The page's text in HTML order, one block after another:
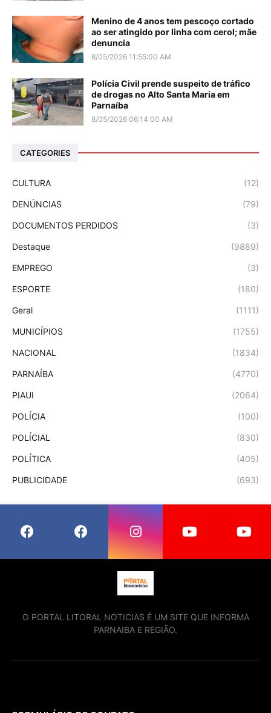
Menino de 4 anos tem pescoço cortado
ao ser atingido por linha com cerol; mãe
denuncia
8/05/2026 11:55:00 AM
Polícia Civil prende suspeito de tráfico
de drogas no Alto Santa Maria em
Parnaíba
8/05/2026 06:14:00 AM
CATEGORIES
CULTURA (12)
DENÚNCIAS (79)
DOCUMENTOS PERDIDOS (3)
Destaque (9889)
EMPREGO (3)
ESPORTE (180)
Geral (1111)
MUNICÍPIOS (1755)
NACIONAL (1834)
PARNAÍBA (4770)
PIAUI (2064)
POLÍCIA (100)
POLÍCIAL (830)
POLÍTICA (405)
PUBLICIDADE (693)
O PORTAL LITORAL NOTICIAS É UM SITE QUE INFORMA
PARNAIBA E REGIÃO.